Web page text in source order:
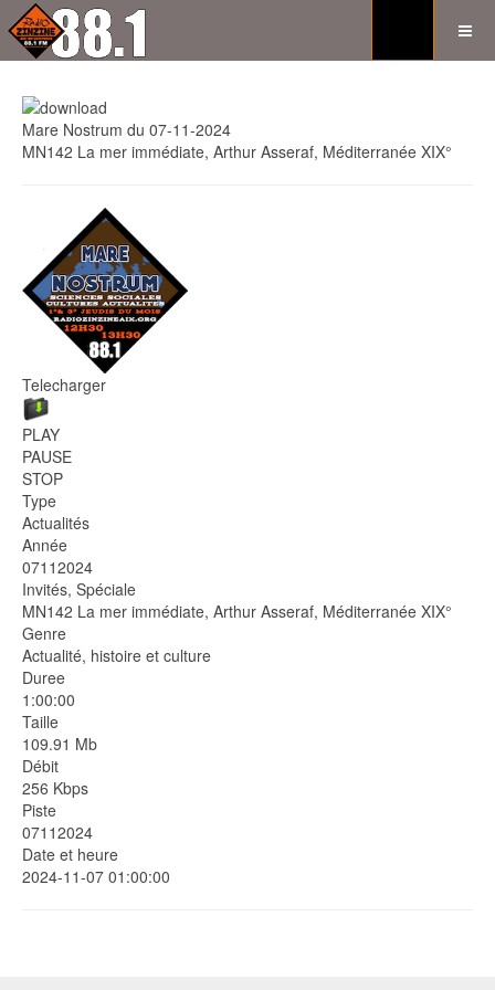
Mare Nostrum du 07-11-2024
MN142 La mer immédiate, Arthur Asseraf, Méditerranée XIX°
Telecharger
PLAY
PAUSE
STOP
Type
Actualités
Année
07112024
Invités, Spéciale
MN142 La mer immédiate, Arthur Asseraf, Méditerranée XIX°
Genre
Actualité, histoire et culture
Duree
1:00:00
Taille
109.91 Mb
Débit
256 Kbps
Piste
07112024
Date et heure
2024-11-07 01:00:00